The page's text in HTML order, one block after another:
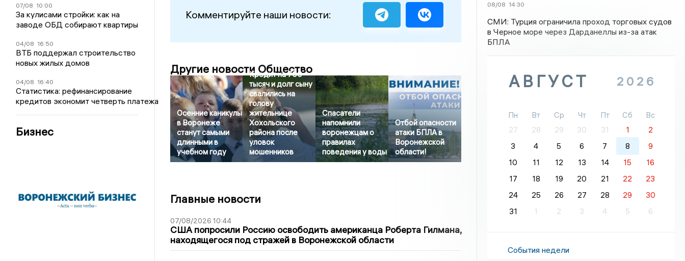
07/08 10:00
За кулисами стройки: как на
заводе ОБД собирают квартиры
04/08 16:50
ВТБ поддержал строительство
новых жилых домов
04/08 16:40
Статистика: рефинансирование
кредитов экономит четверть платежа
Бизнес
Комментируйте наши новости:
Другие новости Общество
Осенние каникулы
в Воронеже
станут самыми
длинными в
учебном году
Кредит на 700
тысяч и долг сыну
свалились на
голову
жительнице
Хохольского
района после
уловок
мошенников
Спасатели
напомнили
воронежцам о
правилах
поведения у воды
Отбой опасности
атаки БПЛА в
Воронежской
области!
Главные новости
07/08/2026 10:44
США попросили Россию освободить американца Роберта Гилмана,
находящегося под стражей в Воронежской области
08/08 14:30
СМИ: Турция ограничила проход торговых судов
в Черное море через Дарданеллы из-за атак
БПЛА
АВГУСТ 2026
Пн Вт Ср Чт Пт Сб
Вс
27
28 29 30 31 1
2
3
4 5 6 7 8
9
10
11 12 13 14 15
16
17
18 19 20 21 22
23
24
25 26 27 28 29
30
31
1 2 3 4 5 6
События недели